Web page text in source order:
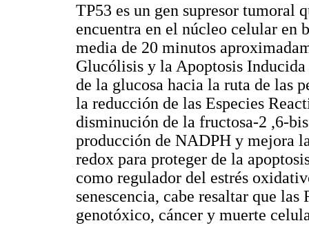
TP53 es un gen supresor tumoral
encuentra en el núcleo celular en
media de 20 minutos
Glucólisis y la Apoptosis
de la glucosa hacia la ruta de las
la reducción de las Especies
disminución de la fructosa-2 ,6-
producción de NADPH y mejora
redox para proteger de la
como regulador del estrés
senescencia, cabe resaltar que
genotóxico, cáncer y muerte